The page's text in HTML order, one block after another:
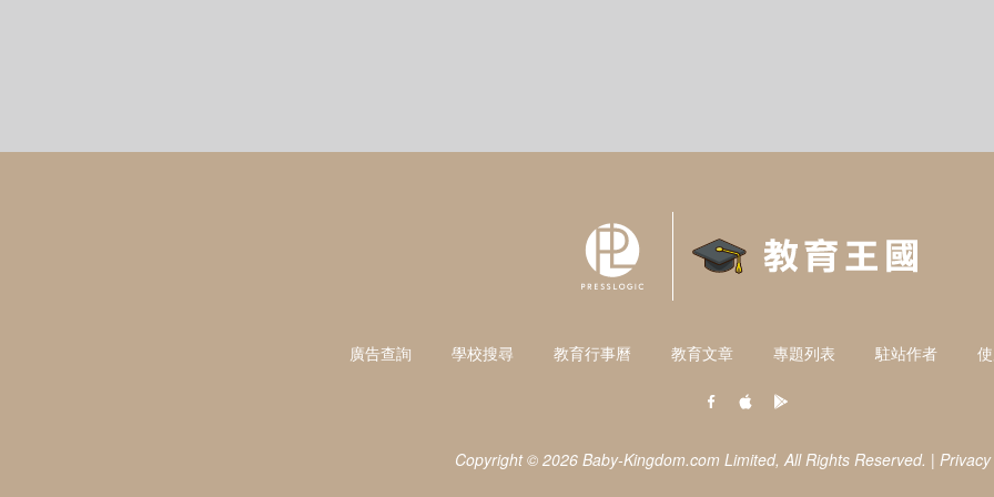
廣告查詢 學校搜尋 教育行事曆 教育文章 專題列表 駐站作者
Copyright © 2026 Baby-Kingdom.com Limited, All Rights Reserved. |